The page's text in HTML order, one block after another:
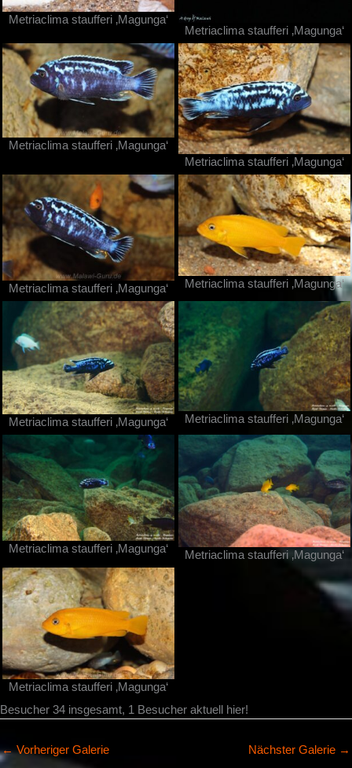
Metriaclima staufferi ‚Magunga‘
Metriaclima staufferi ‚Magunga‘
Metriaclima staufferi ‚Magunga‘
Metriaclima staufferi ‚Magunga‘
Metriaclima staufferi ‚Magunga‘ Metriaclima staufferi ‚Magunga‘
Metriaclima staufferi ‚Magunga‘ Metriaclima staufferi ‚Magunga‘
Metriaclima staufferi ‚Magunga‘
Metriaclima staufferi ‚Magunga‘
Metriaclima staufferi ‚Magunga‘
Besucher 34 insgesamt, 1 Besucher aktuell hier!
←Vorheriger Galerie Nächster Galerie →